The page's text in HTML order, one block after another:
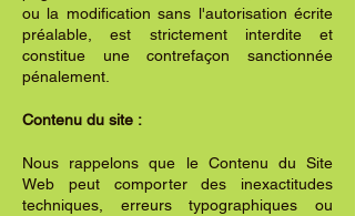
ou la modification sans l'autorisation écrite
préalable, est strictement interdite et
constitue une contrefaçon sanctionnée
pénalement.
Contenu du site :
Nous rappelons que le Contenu du Site
Web peut comporter des inexactitudes
techniques, erreurs typographiques ou